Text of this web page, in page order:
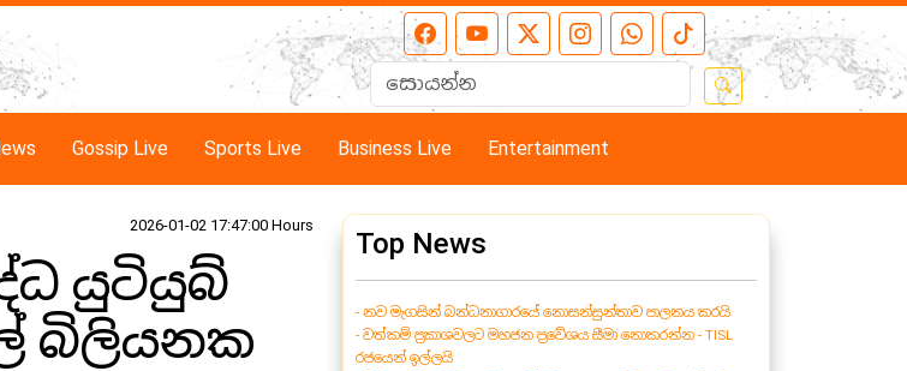
Gossip Live Sports Live Business Live Entertainment
2026-01-02 17:47:00 Hours
යුටියුබ්
බිලියනක
Top News
- නව මැගසින් බන්ධනාගාරයේ නොසන්සුන්තාව පාලනය කරයි
- වත්කම් ප්‍රකාශවලට මහජන ප්‍රවේශය සීමා නොකරන්න - TISL
රජයෙන් ඉල්ලයි